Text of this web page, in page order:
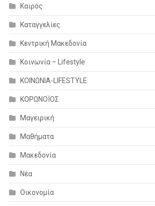
Καιρός
Καταγγελίες
Κεντρική Μακεδονία
Κοινωνία – Lifestyle
ΚΟΙΝΩΝΙΑ-LIFESTYLE
ΚΟΡΩΝΟΪΟΣ
Μαγειρική
Μαθήματα
Μακεδονία
Νέα
Οικονομία